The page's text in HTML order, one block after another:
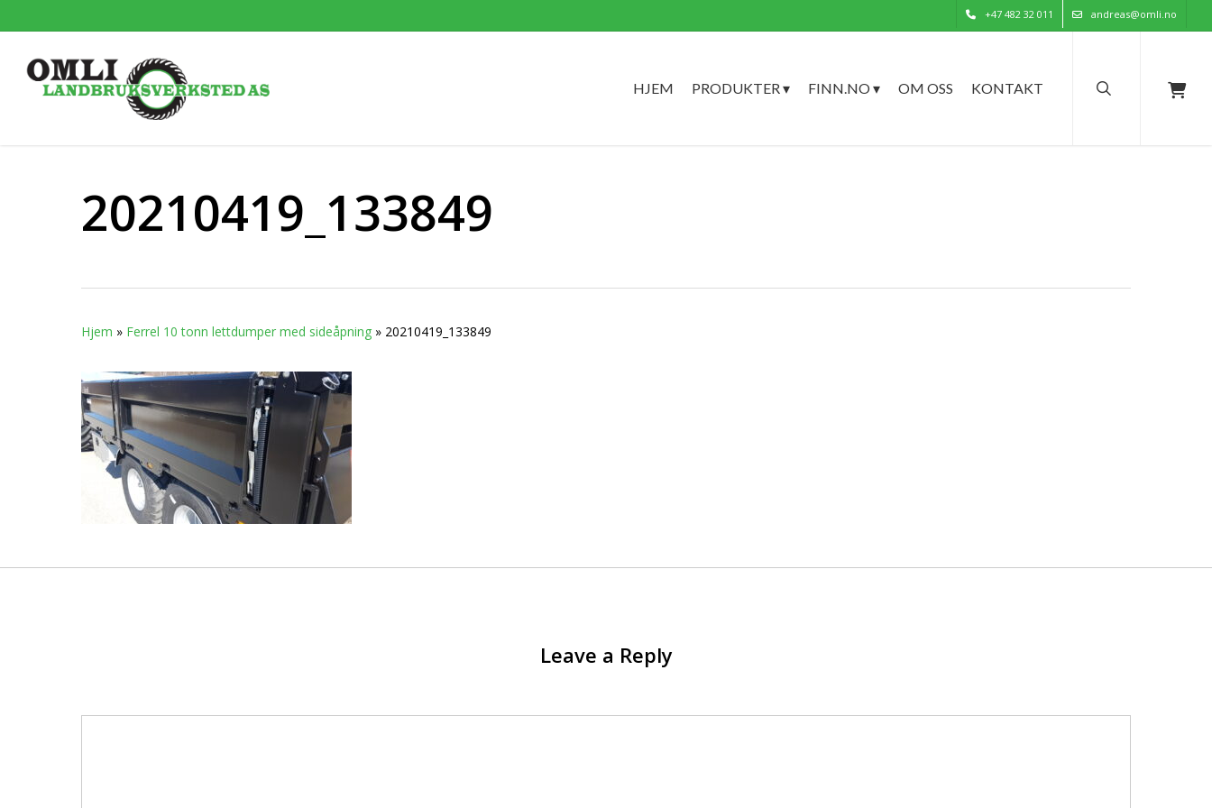
to
content
+47 482 32 011 andreas@omli.no
HJEM PRODUKTER ▾ FINN.NO ▾ OM OSS KONTAKT
20210419_133849
Hjem » Ferrel 10 tonn lettdumper med sideåpning » 20210419_133849
Leave a Reply